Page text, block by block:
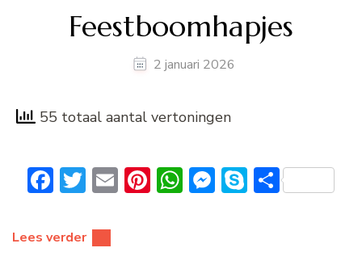
Feestboomhapjes
2 januari 2026
55 totaal aantal vertoningen
Facebook
Twitter
EmailPinterest
WhatsApp
Messenger
Skype
Delen
Lees verder